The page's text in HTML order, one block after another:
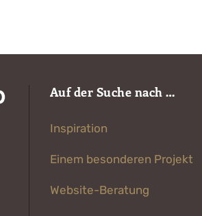
Auf der Suche nach …
Inspiration
Einem besonderen Projekt
Website-Beratung